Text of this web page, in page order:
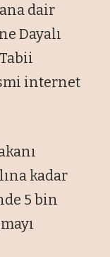
dair
Dayalı
internet
kadar
5 bin